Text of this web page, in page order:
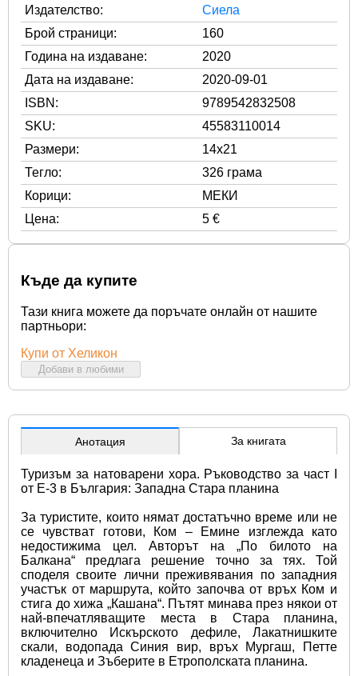
Издателство:
Сиела
Брой страници:
160
Година на издаване:
2020
Дата на издаване:
2020-09-01
ISBN:
9789542832508
SKU:
45583110014
Размери:
14x21
Тегло:
326 грама
Корици:
МЕКИ
Цена:
5 €
Къде да купите
Тази книга можете да поръчате онлайн от нашите
партньори:
Купи от Хеликон
Добави в любими
Анотация За книгата
Туризъм за натоварени хора. Ръководство за част I
от Е-3 в България: Западна Стара планина
За туристите, които нямат достатъчно време или не
се чувстват готови, Ком – Емине изглежда като
недостижима цел. Авторът на „По билото на
Балкана“ предлага решение точно за тях. Той
споделя своите лични преживявания по западния
участък от маршрута, който започва от връх Ком и
стига до хижа „Кашана“. Пътят минава през някои от
най-впечатляващите места в Стара планина,
включително Искърското дефиле, Лакатнишките
скали, водопада Синия вир, връх Мургаш, Петте
кладенеца и Зъберите в Етрополската планина.